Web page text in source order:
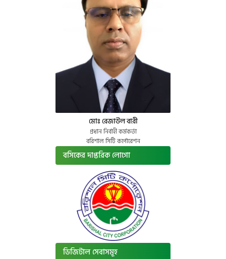
মোঃ রেজাউল বারী
প্রধান নির্বাহী কর্মকর্তা
বরিশাল সিটি কর্পোরেশন
বসিকের দাপ্তরিক লোগো
ডিজিটাল সেবাসমূহ